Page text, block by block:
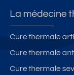
La médecine
Cure thermale
Cure thermale
Cure thermale